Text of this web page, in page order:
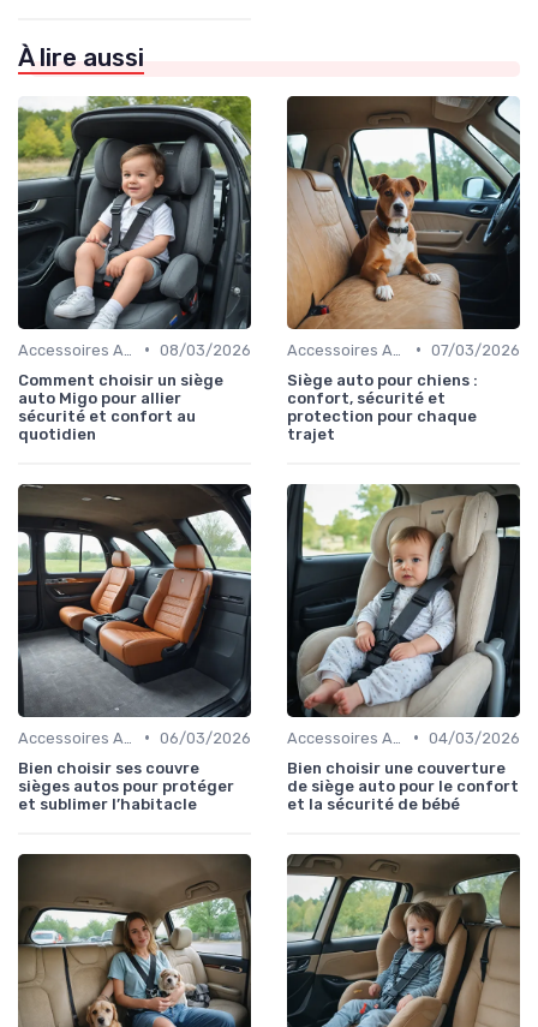
À lire aussi
• 08/03/2026
Comment choisir un siège
auto Migo pour allier
sécurité et confort au
quotidien
• 07/03/2026
Siège auto pour chiens :
confort, sécurité et
protection pour chaque
trajet
• 06/03/2026
Bien choisir ses couvre
sièges autos pour protéger
et sublimer l’habitacle
• 04/03/2026
Bien choisir une couverture
de siège auto pour le confort
et la sécurité de bébé